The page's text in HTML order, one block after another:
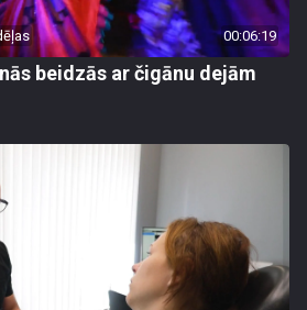
00:06:19
beidzās ar čigānu dejām